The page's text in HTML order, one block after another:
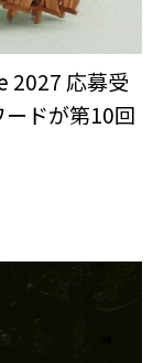
2027 応募受
ドが第10回